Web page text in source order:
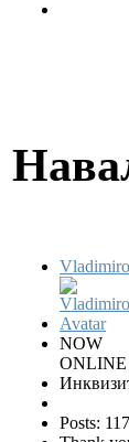
NOW
ONLINE
Posts: